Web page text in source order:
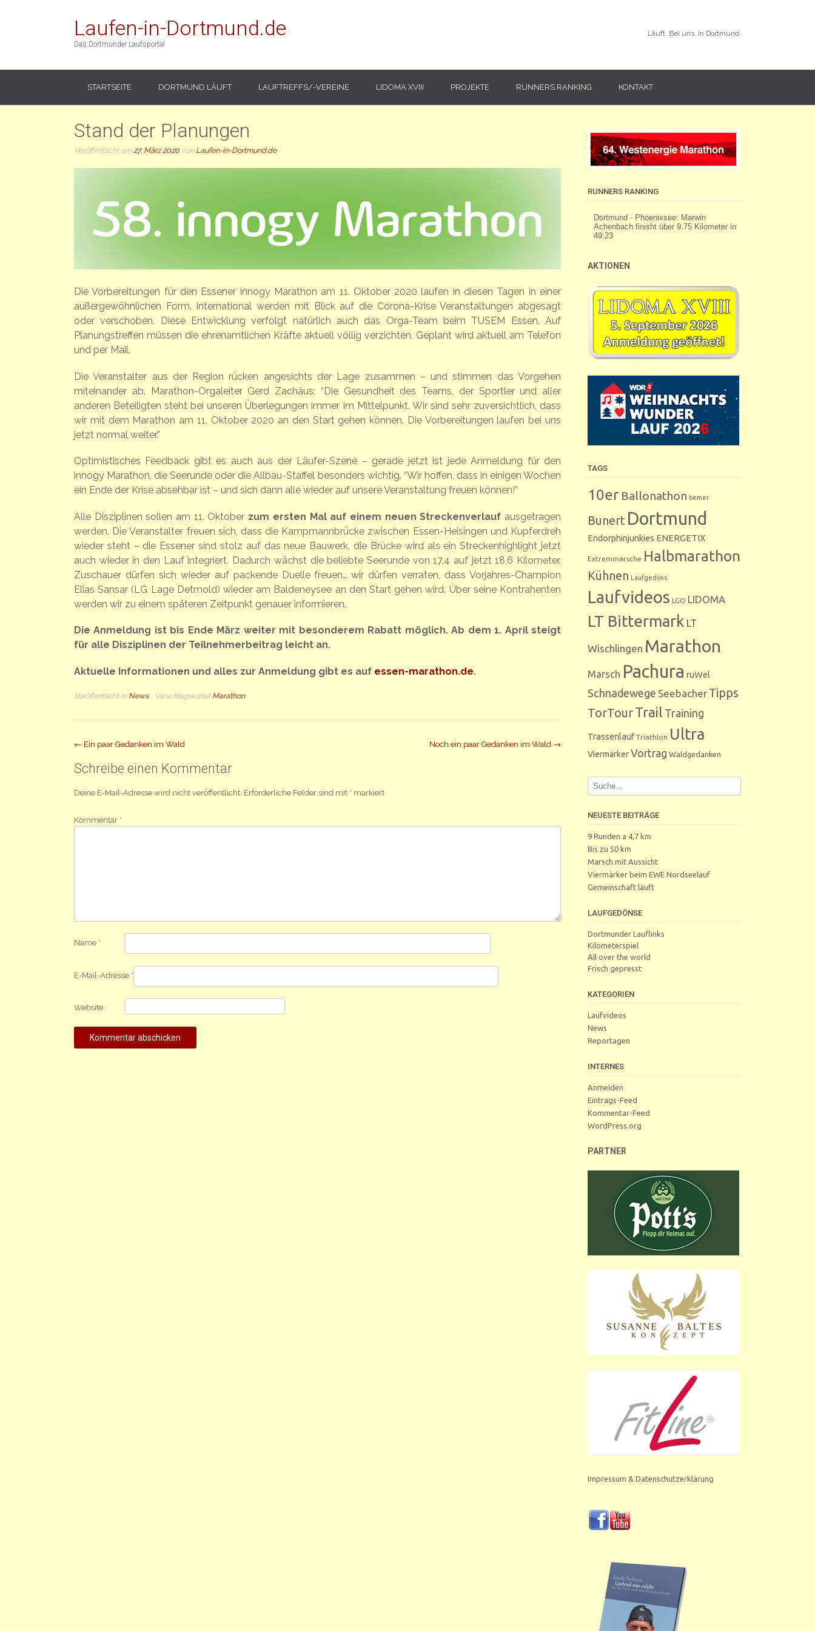
Laufen-in-Dortmund.de
Das Dortmunder Laufsportal
Läuft. Bei uns. In Dortmund.
STARTSEITE DORTMUND LÄUFT LAUFTREFFS/-VEREINE LIDOMA XVIII PROJEKTE RUNNERS RANKING KONTAKT
Stand der Planungen
Veröffentlicht am27. März 2020 von Laufen-in-Dortmund.de
Die Vorbereitungen für den Essener innogy Marathon am 11. Oktober 2020 laufen in diesen Tagen in einer
außergewöhnlichen Form. International werden mit Blick auf die Corona-Krise Veranstaltungen abgesagt
oder verschoben. Diese Entwicklung verfolgt natürlich auch das Orga-Team beim TUSEM Essen. Auf
Planungstreffen müssen die ehrenamtlichen Kräfte aktuell völlig verzichten. Geplant wird aktuell am Telefon
und per Mail.
Die Veranstalter aus der Region rücken angesichts der Lage zusammen – und stimmen das Vorgehen
miteinander ab. Marathon-Orgaleiter Gerd Zachäus: “Die Gesundheit des Teams, der Sportler und aller
anderen Beteiligten steht bei unseren Überlegungen immer im Mittelpunkt. Wir sind sehr zuversichtlich, dass
wir mit dem Marathon am 11. Oktober 2020 an den Start gehen können. Die Vorbereitungen laufen bei uns
jetzt normal weiter.”
Optimistisches Feedback gibt es auch aus der Läufer-Szene – gerade jetzt ist jede Anmeldung für den
innogy Marathon, die Seerunde oder die Allbau-Staffel besonders wichtig. “Wir hoffen, dass in einigen Wochen
ein Ende der Krise absehbar ist – und sich dann alle wieder auf unsere Veranstaltung freuen können!”
Alle Disziplinen sollen am 11. Oktober zum ersten Mal auf einem neuen Streckenverlauf ausgetragen
werden. Die Veranstalter freuen sich, dass die Kampmannbrücke zwischen Essen-Heisingen und Kupferdreh
wieder steht – die Essener sind stolz auf das neue Bauwerk, die Brücke wird als ein Streckenhighlight jetzt
auch wieder in den Lauf integriert. Dadurch wächst die beliebte Seerunde von 17,4 auf jetzt 18,6 Kilometer.
Zuschauer dürfen sich wieder auf packende Duelle freuen… wir dürfen verraten, dass Vorjahres-Champion
Elias Sansar (LG Lage Detmold) wieder am Baldeneysee an den Start gehen wird. Über seine Kontrahenten
werden wir zu einem späteren Zeitpunkt genauer informieren.
Die Anmeldung ist bis Ende März weiter mit besonderem Rabatt möglich. Ab dem 1. April steigt
für alle Disziplinen der Teilnehmerbeitrag leicht an.
Aktuelle Informationen und alles zur Anmeldung gibt es auf essen-marathon.de.
Veröffentlicht in News Verschlagwortet Marathon
Beitrag
Navigation
← Ein paar Gedanken im Wald Noch ein paar Gedanken im Wald →
Schreibe einen Kommentar
Deine E-Mail-Adresse wird nicht veröffentlicht. Erforderliche Felder sind mit * markiert
Kommentar *
Name *
E-Mail-Adresse *
Website
RUNNERS RANKING
AKTIONEN
TAGS
10er Ballonathon bemer
Bunert Dortmund
Endorphinjunkies ENERGETIX
Extremmärsche Halbmarathon
Kühnen Laufgedöns
Laufvideos LGO LIDOMA
LT Bittermark LT
Wischlingen Marathon
Marsch Pachura ruWel
Schnadewege Seebacher Tipps
TorTourTrail Training
Trassenlauf Triathlon Ultra
ViermärkerVortrag Waldgedanken
NEUESTE BEITRÄGE
9 Runden a 4,7 km
Bis zu 50 km
Marsch mit Aussicht
Viermärker beim EWE Nordseelauf
Gemeinschaft läuft
LAUFGEDÖNSE
Dortmunder Lauflinks
Kilometerspiel
All over the world
Frisch gepresst
KATEGORIEN
Laufvideos
News
Reportagen
INTERNES
Anmelden
Eintrags-Feed
Kommentar-Feed
WordPress.org
PARTNER
Impressum & Datenschutzerklärung